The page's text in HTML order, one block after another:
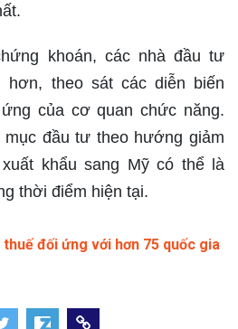
khoán, các nhà đầu tư
hơn, theo sát các diễn biến
của cơ quan chức năng.
đầu tư theo hướng giảm
khẩu sang Mỹ có thể là
thời điểm hiện tại.
đối ứng với hơn 75 quốc gia